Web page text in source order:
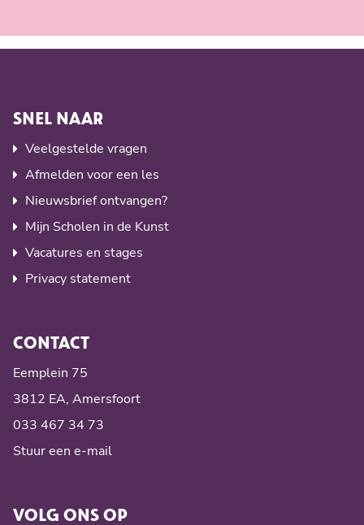
SNEL NAAR
Veelgestelde vragen
Afmelden voor een les
Nieuwsbrief ontvangen?
Mijn Scholen in de Kunst
Vacatures en stages
Privacy statement
CONTACT
Eemplein 75
3812 EA, Amersfoort
033 467 34 73
Stuur een e-mail
VOLG ONS OP